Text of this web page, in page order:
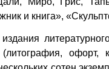
и книга»,